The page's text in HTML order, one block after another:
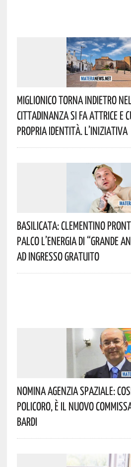
Miglionico Torna Indietro
Cittadinanza Si Fa Attrice E
Propria Identità. L’iniziativa
Basilicata: Clementino
Palco L’energia Di “Grande
Ad Ingresso Gratuito
Nomina Agenzia Spaziale:
Policoro, È Il Nuovo
Bardi